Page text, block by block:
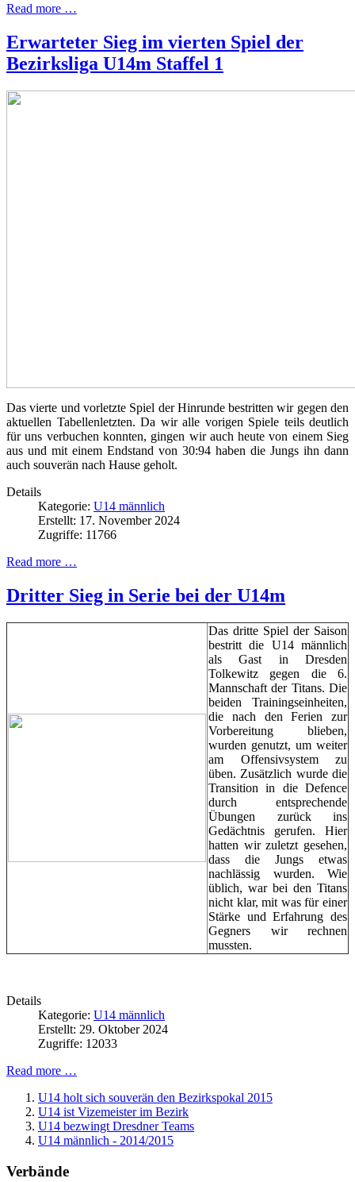
Read more …
Erwarteter Sieg im vierten Spiel der
Bezirksliga U14m Staffel 1
Das vierte und vorletzte Spiel der Hinrunde bestritten wir gegen den
aktuellen Tabellenletzten. Da wir alle vorigen Spiele teils deutlich
für uns verbuchen konnten, gingen wir auch heute von einem Sieg
aus und mit einem Endstand von 30:94 haben die Jungs ihn dann
auch souverän nach Hause geholt.
Details
Kategorie: U14 männlich
Erstellt: 17. November 2024
Zugriffe: 11766
Read more …
Dritter Sieg in Serie bei der U14m
Das dritte Spiel der Saison
bestritt die U14 männlich
als Gast in Dresden
Tolkewitz gegen die 6.
Mannschaft der Titans. Die
beiden Trainingseinheiten,
die nach den Ferien zur
Vorbereitung blieben,
wurden genutzt, um weiter
am Offensivsystem zu
üben. Zusätzlich wurde die
Transition in die Defence
durch entsprechende
Übungen zurück ins
Gedächtnis gerufen. Hier
hatten wir zuletzt gesehen,
dass die Jungs etwas
nachlässig wurden. Wie
üblich, war bei den Titans
nicht klar, mit was für einer
Stärke und Erfahrung des
Gegners wir rechnen
mussten.
Details
Kategorie: U14 männlich
Erstellt: 29. Oktober 2024
Zugriffe: 12033
Read more …
U14 holt sich souverän den Bezirkspokal 2015
U14 ist Vizemeister im Bezirk
U14 bezwingt Dresdner Teams
U14 männlich - 2014/2015
Verbände